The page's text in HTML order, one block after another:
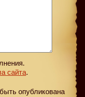
сайта.
опубликована